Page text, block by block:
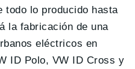
todo lo producido hasta
la fabricación de una
eléctricos en
ID Polo, VW ID Cross y